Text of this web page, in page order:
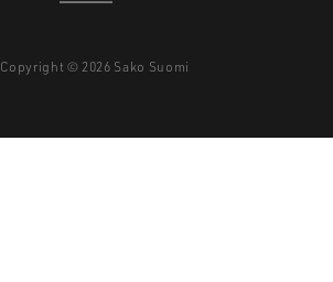
Copyright © 2026 Sako Suomi